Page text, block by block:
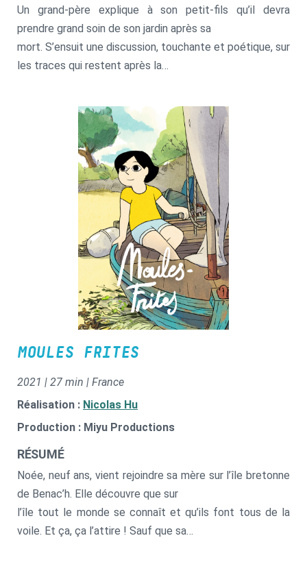
Un grand-père explique à son petit-fils qu’il devra
prendre grand soin de son jardin après sa
mort. S’ensuit une discussion, touchante et poétique, sur
les traces qui restent après la
MOULES FRITES
2021 | 27 min | France
Réalisation : Nicolas Hu
Production : Miyu Productions
RÉSUMÉ
Noée, neuf ans, vient rejoindre sa mère sur l’île bretonne
de Benac’h. Elle découvre que sur
l’île tout le monde se connaît et qu’ils font tous de la
voile. Et ça, ça l’attire ! Sauf que sa